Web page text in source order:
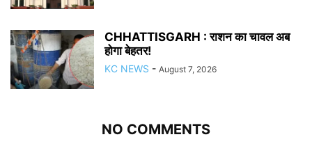
CHHATTISGARH : राशन का चावल अब
होगा बेहतर!
KC NEWS - August 7, 2026
NO COMMENTS